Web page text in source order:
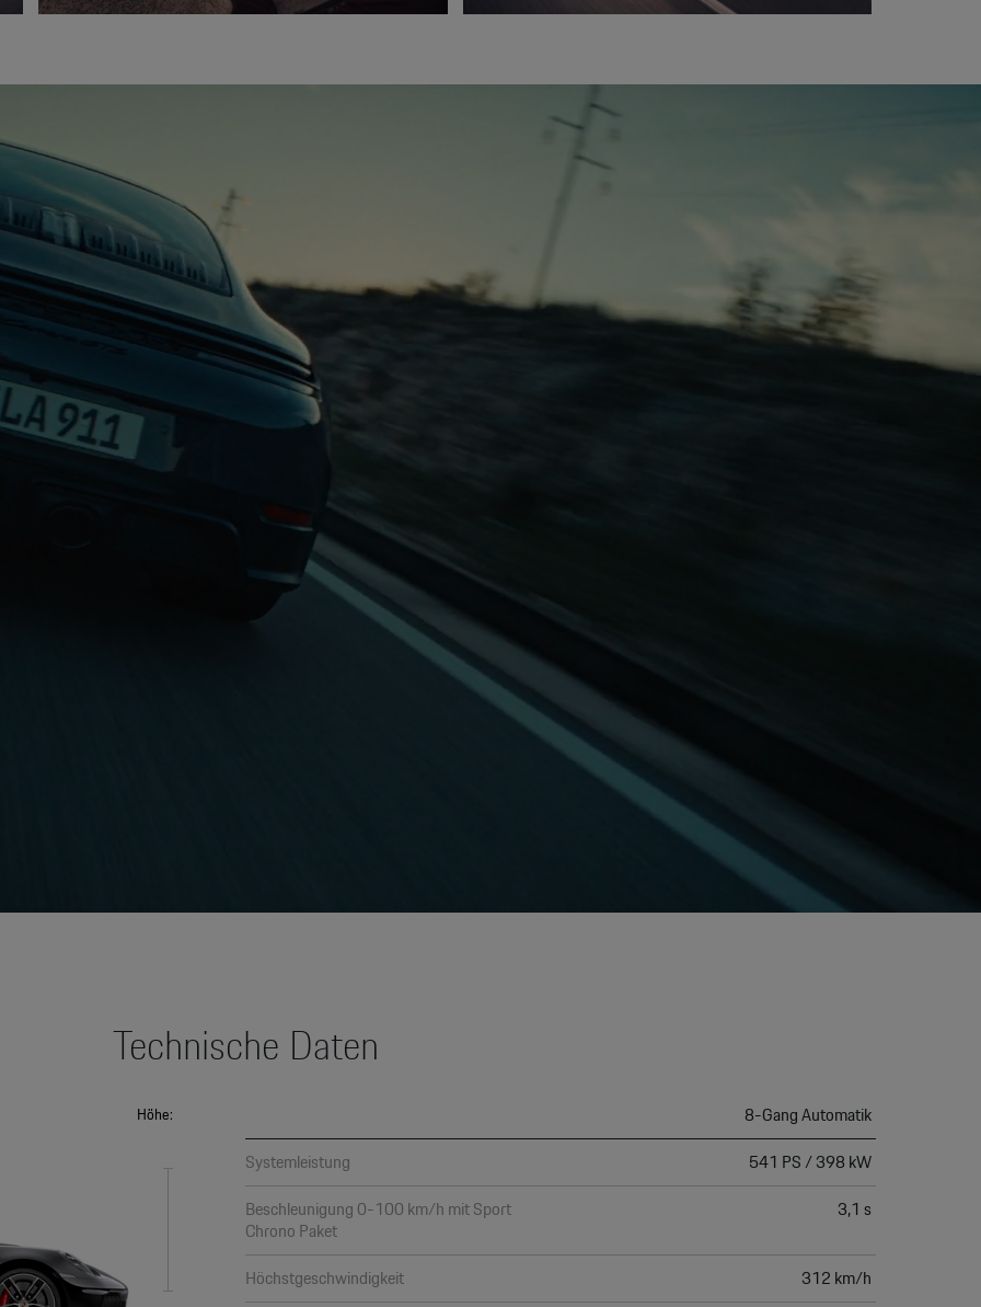
Technische Daten
Höhe:
8-Gang Automatik
Systemleistung
541 PS / 398 kW
Beschleunigung 0-100 km/h mit Sport
Chrono Paket
3,1 s
Höchstgeschwindigkeit 312 km/h